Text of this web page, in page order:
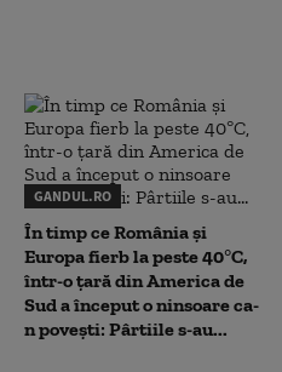
GANDUL.RO
În timp ce România și
Europa fierb la peste 40°C,
într-o țară din America de
Sud a început o ninsoare ca-
n povești: Pârtiile s-au...